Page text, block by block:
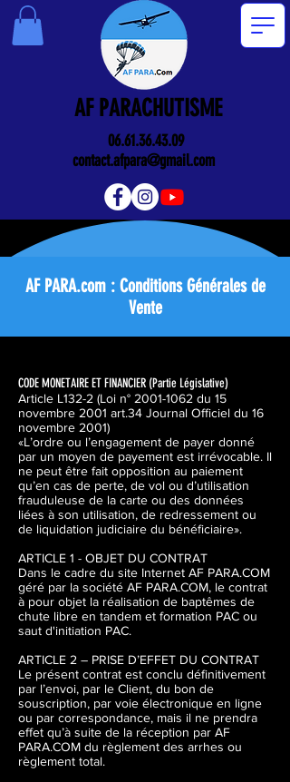
AF PARACHUTISME
06.61.36.43.09
contact.afpara@gmail.com
AF PARA.com : Conditions Générales de
Vente
CODE MONETAIRE ET FINANCIER (Partie Législative)
Article L132-2 (Loi n° 2001-1062 du 15
novembre 2001 art.34 Journal Officiel du 16
novembre 2001)
«L’ordre ou l’engagement de payer donné
par un moyen de payement est irrévocable. Il
ne peut être fait opposition au paiement
qu’en cas de perte, de vol ou d’utilisation
frauduleuse de la carte ou des données
liées à son utilisation, de redressement ou
de liquidation judiciaire du bénéficiaire».
ARTICLE 1 - OBJET DU CONTRAT
Dans le cadre du site Internet AF PARA.COM
géré par la société AF PARA.COM, le contrat
à pour objet la réalisation de baptêmes de
chute libre en tandem et formation PAC ou
saut d'initiation PAC.
ARTICLE 2 – PRISE D’EFFET DU CONTRAT
Le présent contrat est conclu définitivement
par l’envoi, par le Client, du bon de
souscription, par voie électronique en ligne
ou par correspondance, mais il ne prendra
effet qu’à suite de la réception par AF
PARA.COM du règlement des arrhes ou
règlement total.